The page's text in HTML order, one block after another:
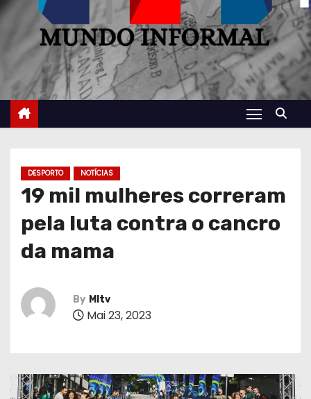
DESPORTO NOTÍCIAS
19 mil mulheres correram
pela luta contra o cancro
da mama
By MItv
Mai 23, 2023